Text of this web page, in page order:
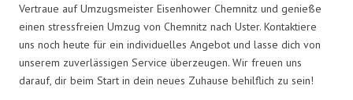
Vertraue auf Umzugsmeister Eisenhower Chemnitz und genieße
einen stressfreien Umzug von Chemnitz nach Uster. Kontaktiere
uns noch heute für ein individuelles Angebot und lasse dich von
unserem zuverlässigen Service überzeugen. Wir freuen uns
darauf, dir beim Start in dein neues Zuhause behilflich zu sein!